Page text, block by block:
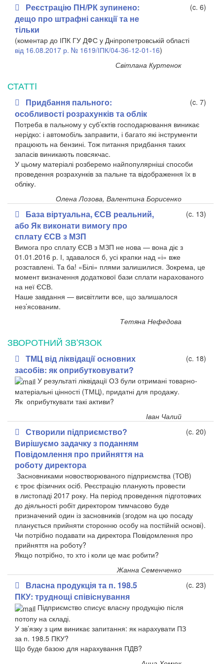
Реєстрацію ПН/РК зупинено:
дещо про штрафні санкції та не
тільки
(c. 6)
(коментар до ІПК ГУ ДФС у Дніпропетровській області
від 16.08.2017 р. № 1619/ІПК/04-36-12-01-16)
Світлана Куртенок
СТАТТI
Придбання пального:
особливості розрахунків та облік
(c. 7)
Потреба в пальному у суб’єктів господарювання виникає
нерідко: і автомобіль заправити, і багато які інструменти
працюють на бензині. Тож питання придбання таких
запасів виникають повсякчас.
У цьому матеріалі розберемо найпопулярніші способи
проведення розрахунків за пальне та відображення їх в
обліку.
Олена Лозова, Валентина Борисенко
База віртуальна, ЄСВ реальний,
або Як виконати вимогу про
сплату ЄСВ з МЗП
(c. 13)
Вимога про сплату ЄСВ з МЗП не нова — вона діє з
01.01.2016 р. І, здавалося б, усі крапки над «і» вже
розставлені. Та ба! «Білі» плями залишилися. Зокрема, це
момент визначення додаткової бази сплати нарахованого
на неї ЄСВ.
Наше завдання — висвітлити все, що залишалося
нез’ясованим.
Тетяна Нефедова
ЗВОРОТНИЙ ЗВ'ЯЗОК
ТМЦ від ліквідації основних
засобів: як оприбутковувати?
(c. 18)
У результаті ліквідації ОЗ були отримані товарно-
матеріальні цінності (ТМЦ), придатні для продажу.
Як оприбуткувати такі активи?
Іван Чалий
Створили підприємство?
Вирішуємо задачку з поданням
Повідомлення про прийняття на
роботу директора
(c. 20)
Засновниками новостворюваного підприємства (ТОВ)
є троє фізичних осіб. Реєстрацію планують провести
в листопаді 2017 року. На період проведення підготовчих
до діяльності робіт директором тимчасово буде
призначений один із засновників (згодом на цю посаду
планується прийняти сторонню особу на постійній основі).
Чи потрібно подавати на директора Повідомлення про
прийняття на роботу?
Якщо потрібно, то хто і коли це має робити?
Жанна Семенченко
Власна продукція та п. 198.5
ПКУ: труднощі співіснування
(c. 23)
Підприємство списує власну продукцію після
потопу на складі.
У зв’язку з цим виникає запитання: як нарахувати ПЗ
за п. 198.5 ПКУ?
Що буде базою для нарахування ПДВ?